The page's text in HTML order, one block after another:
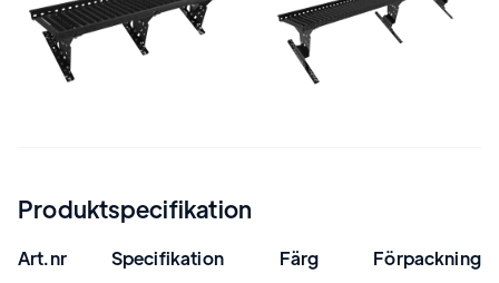
Produktspecifikation
Art.nr Specifikation Färg Förpackning